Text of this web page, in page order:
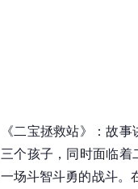
《二宝拯救站》：故事
三个孩子，同时面临
一场斗智斗勇的战斗。